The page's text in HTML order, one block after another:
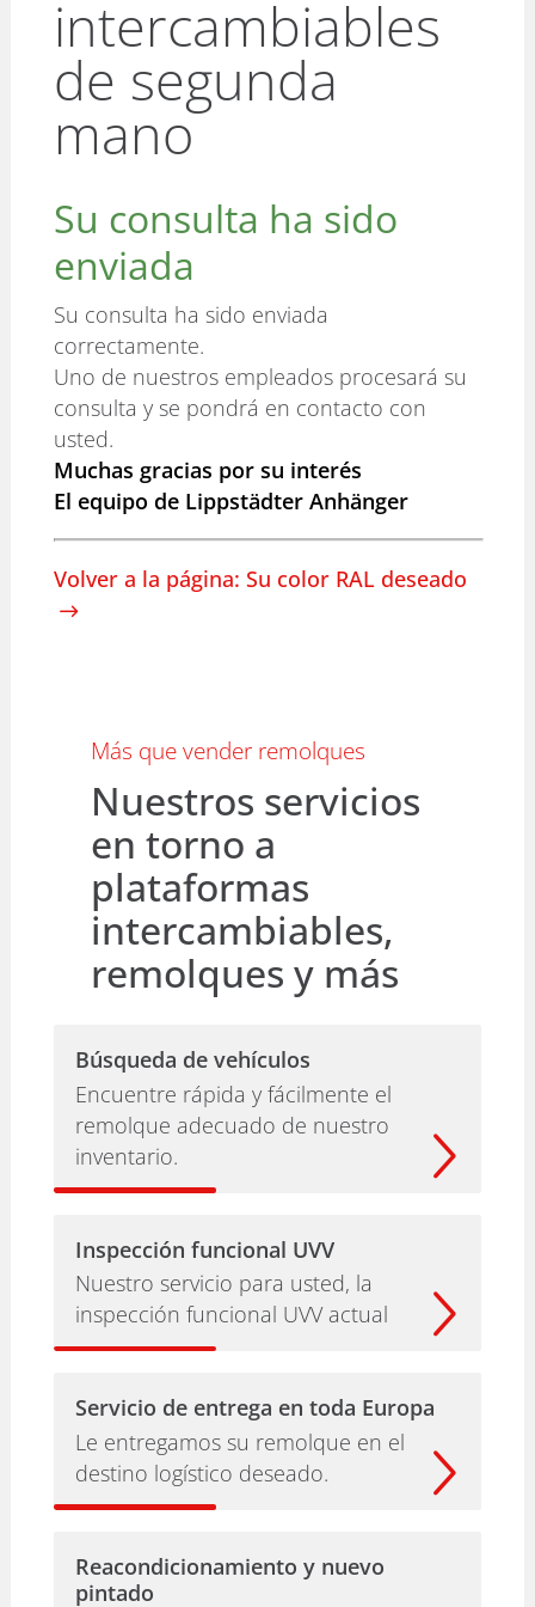
intercambiables
de segunda
mano
Su consulta ha sido
enviada
Su consulta ha sido enviada
correctamente.
Uno de nuestros empleados procesará su
consulta y se pondrá en contacto con
usted.
Muchas gracias por su interés
El equipo de Lippstädter Anhänger
Volver a la página: Su color RAL deseado
Más que vender remolques
Nuestros servicios
en torno a
plataformas
intercambiables,
remolques y más
Búsqueda de vehículos
Encuentre rápida y fácilmente el
remolque adecuado de nuestro
inventario.
Inspección funcional UVV
Nuestro servicio para usted, la
inspección funcional UVV actual
Servicio de entrega en toda Europa
Le entregamos su remolque en el
destino logístico deseado.
Reacondicionamiento y nuevo
pintado